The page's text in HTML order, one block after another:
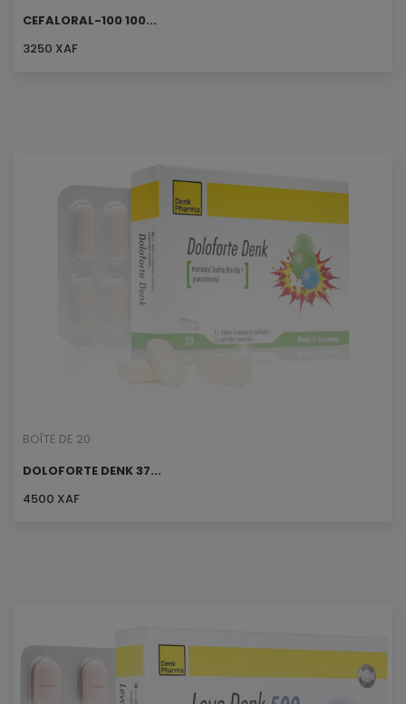
CEFALORAL-100 100...
3250 XAF
BOÎTE DE 20
DOLOFORTE DENK 37...
4500 XAF